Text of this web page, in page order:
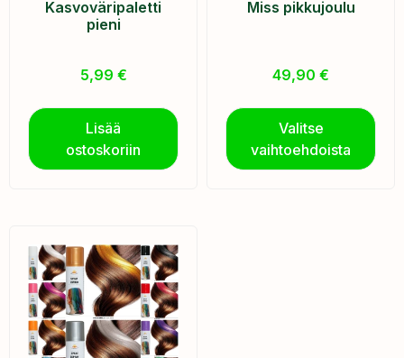
Kasvoväripaletti
pieni
5,99 €
Lisää
ostoskoriin
Miss pikkujoulu
49,90 €
Valitse
vaihtoehdoista